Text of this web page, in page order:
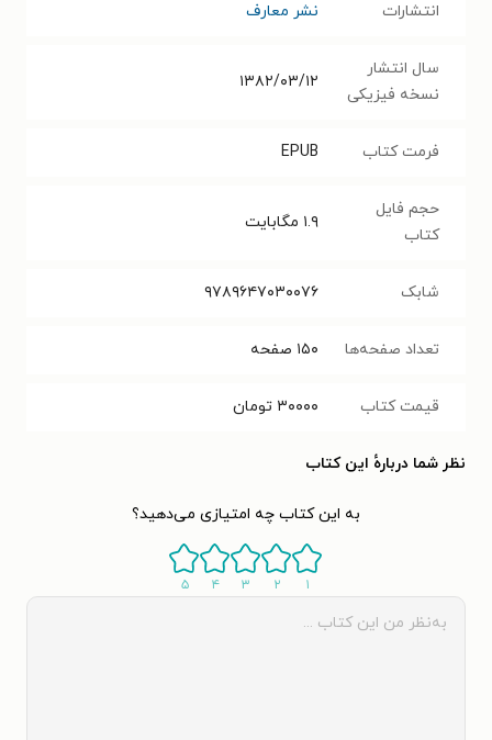
انتشارات نشر معارف
سال انتشار
نسخه فیزیکی
۱۳۸۲/۰۳/۱۲
فرمت کتاب EPUB
حجم فایل
کتاب
۱.۹ مگابایت
شابک ۹۷۸۹۶۴۷۰۳۰۰۷۶
تعداد صفحه‌ها ۱۵۰ صفحه
قیمت کتاب ۳۰۰۰۰ تومان
نظر شما دربارهٔ این کتاب
به این کتاب چه امتیازی می‌دهید؟
۱ ۲ ۳ ۴ ۵